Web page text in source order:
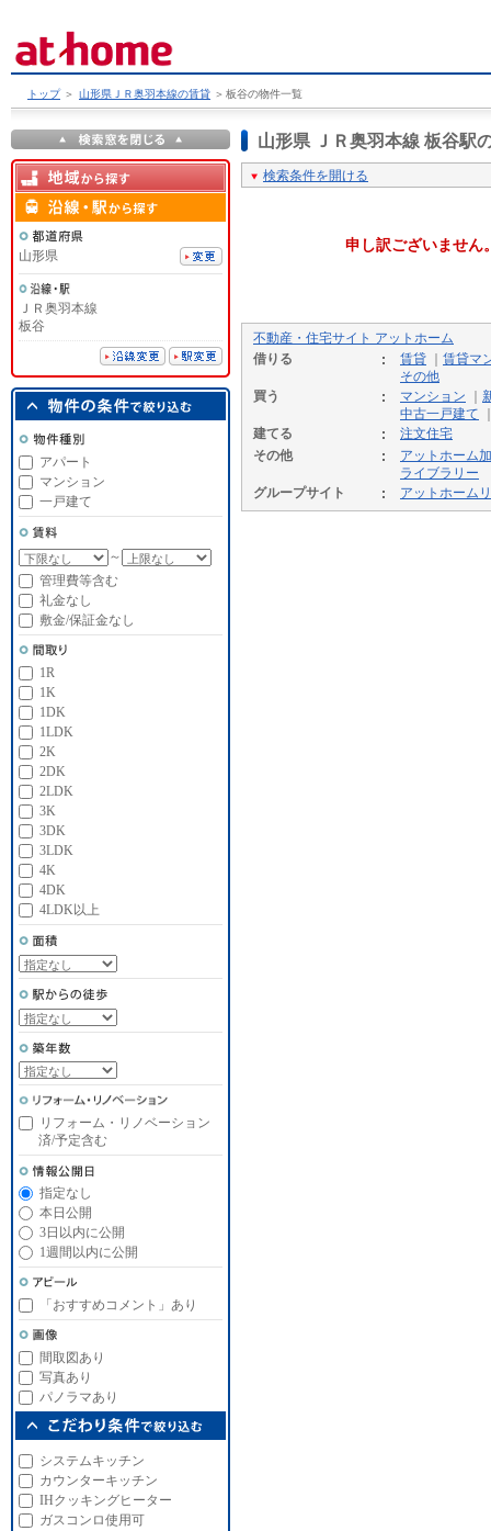
トップ ＞ 山形県ＪＲ奥羽本線の賃貸 ＞ 板谷の物件一覧
山形県 ＪＲ奥羽本線 板谷駅
検索条件を開ける
申し訳ございません
不動産・住宅サイト アットホーム
借りる
賃貸
賃貸マ
その他
買う
マンション
中古一戸建て
建てる
注文住宅
その他
アットホーム
ライブラリー
グループサイト
アットホーム
山形県
ＪＲ奥羽本線
板谷
アパート
マンション
一戸建て
～
管理費等含む
礼金なし
敷金/保証金なし
1R
1K
1DK
1LDK
2K
2DK
2LDK
3K
3DK
3LDK
4K
4DK
4LDK以上
リフォーム・リノベーション
済/予定含む
指定なし
本日公開
3日以内に公開
1週間以内に公開
「おすすめコメント」あり
間取図あり
写真あり
パノラマあり
システムキッチン
カウンターキッチン
IHクッキングヒーター
ガスコンロ使用可